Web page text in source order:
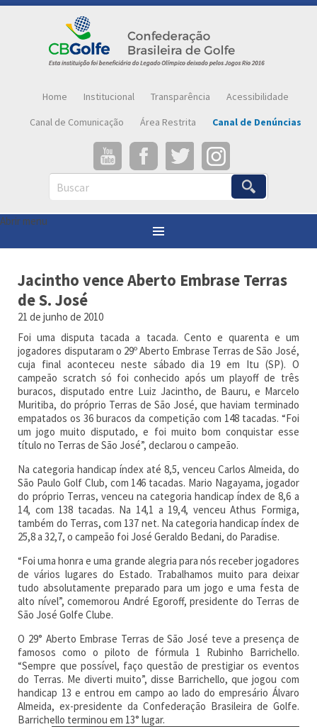
Home Institucional Transparência
Acessibilidade
Canal de Comunicação
Área Restrita Canal de Denúncias
Buscar
Abrir menu
Você está aqui: Notícias
Jacintho vence Aberto Embrase Terras de S. José
Jacintho vence Aberto Embrase Terras
de S. José
21 de junho de 2010
Foi uma disputa tacada a tacada. Cento e quarenta e um
jogadores disputaram o 29º Aberto Embrase Terras de São José,
cuja final aconteceu neste sábado dia 19 em Itu (SP). O
campeão scratch só foi conhecido após um playoff de três
buracos, disputado entre Luiz Jacintho, de Bauru, e Marcelo
Muritiba, do próprio Terras de São José, que haviam terminado
empatados os 36 buracos da competição com 148 tacadas. “Foi
um jogo muito disputado, e foi muito bom conquistar esse
título no Terras de São José”, declarou o campeão.
Na categoria handicap índex até 8,5, venceu Carlos Almeida, do
São Paulo Golf Club, com 146 tacadas. Mario Nagayama, jogador
do próprio Terras, venceu na categoria handicap índex de 8,6 a
14, com 138 tacadas. Na 14,1 a 19,4, venceu Athus Formiga,
também do Terras, com 137 net. Na categoria handicap índex de
25,8 a 32,7, o campeão foi José Geraldo Bedani, do Paradise.
“Foi uma honra e uma grande alegria para nós receber jogadores
de vários lugares do Estado. Trabalhamos muito para deixar
tudo absolutamente preparado para um jogo e uma festa de
alto nível”, comemorou André Egoroff, presidente do Terras de
São José Golfe Clube.
O 29° Aberto Embrase Terras de São José teve a presença de
famosos como o piloto de fórmula 1 Rubinho Barrichello.
“Sempre que possível, faço questão de prestigiar os eventos
do Terras. Me diverti muito”, disse Barrichello, que jogou com
handicap 13 e entrou em campo ao lado do empresário Álvaro
Almeida, ex-presidente da Confederação Brasileira de Golfe.
Barrichello terminou em 13° lugar.